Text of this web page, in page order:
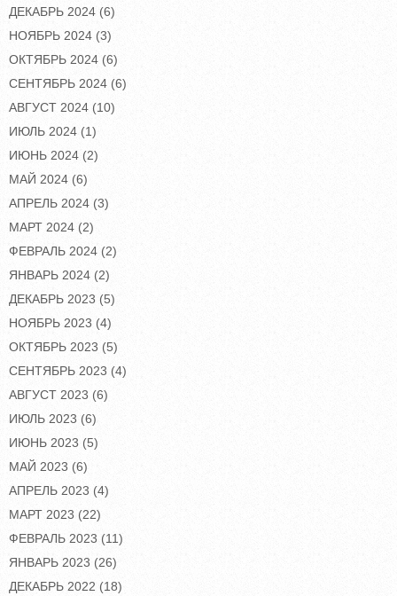
ДЕКАБРЬ 2024 (6)
НОЯБРЬ 2024 (3)
ОКТЯБРЬ 2024 (6)
СЕНТЯБРЬ 2024 (6)
АВГУСТ 2024 (10)
ИЮЛЬ 2024 (1)
ИЮНЬ 2024 (2)
МАЙ 2024 (6)
АПРЕЛЬ 2024 (3)
МАРТ 2024 (2)
ФЕВРАЛЬ 2024 (2)
ЯНВАРЬ 2024 (2)
ДЕКАБРЬ 2023 (5)
НОЯБРЬ 2023 (4)
ОКТЯБРЬ 2023 (5)
СЕНТЯБРЬ 2023 (4)
АВГУСТ 2023 (6)
ИЮЛЬ 2023 (6)
ИЮНЬ 2023 (5)
МАЙ 2023 (6)
АПРЕЛЬ 2023 (4)
МАРТ 2023 (22)
ФЕВРАЛЬ 2023 (11)
ЯНВАРЬ 2023 (26)
ДЕКАБРЬ 2022 (18)